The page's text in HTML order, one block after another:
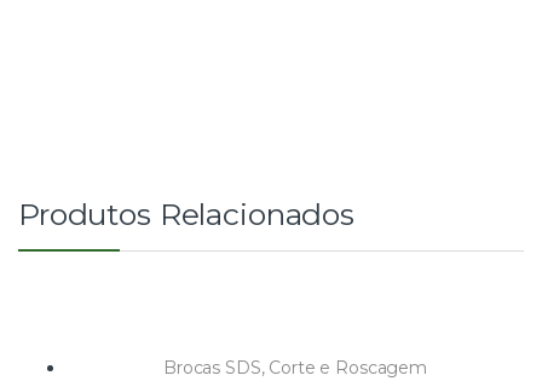
Produtos Relacionados
Brocas SDS, Corte e Roscagem